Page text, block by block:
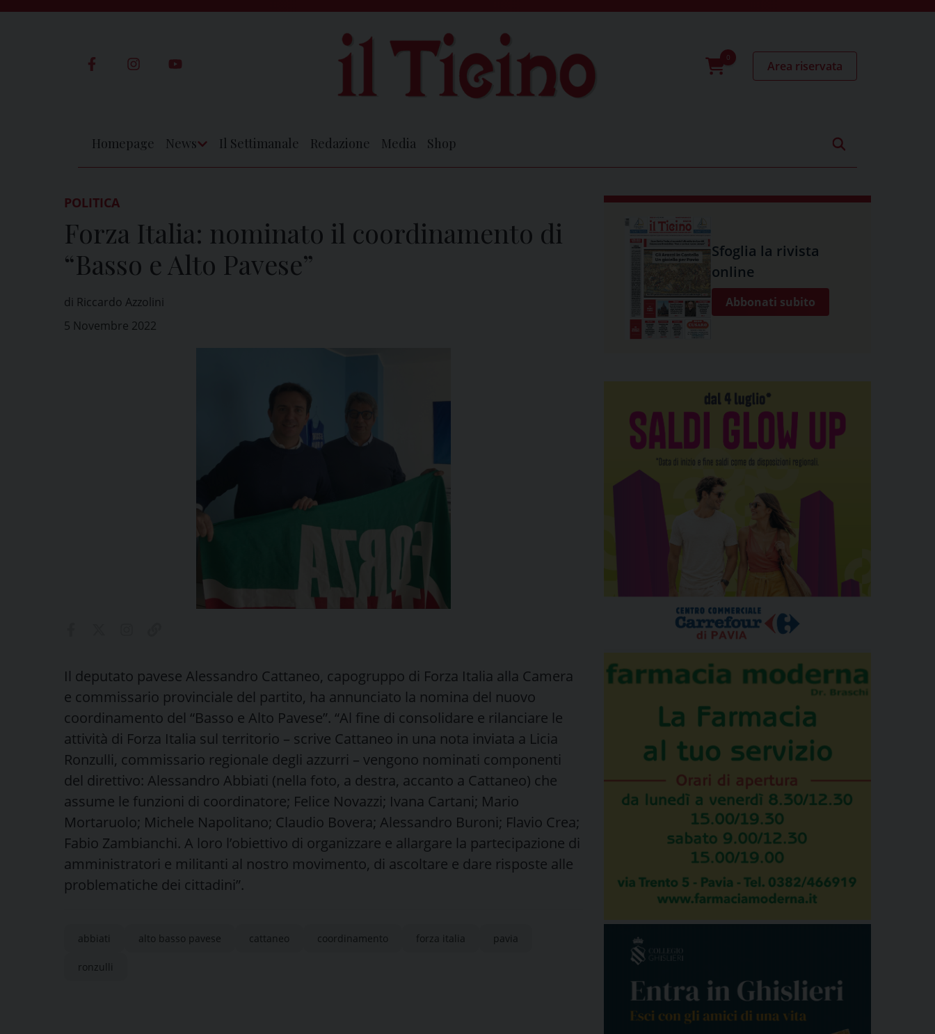
0
Area riservata
Homepage News Il Settimanale Redazione Media Shop
POLITICA
Forza Italia: nominato il coordinamento di
“Basso e Alto Pavese”
di Riccardo Azzolini
5 Novembre 2022
Il deputato pavese Alessandro Cattaneo, capogruppo di Forza Italia alla Camera
e commissario provinciale del partito, ha annunciato la nomina del nuovo
coordinamento del “Basso e Alto Pavese”. “Al fine di consolidare e rilanciare le
attività di Forza Italia sul territorio – scrive Cattaneo in una nota inviata a Licia
Ronzulli, commissario regionale degli azzurri – vengono nominati componenti
del direttivo: Alessandro Abbiati (nella foto, a destra, accanto a Cattaneo) che
assume le funzioni di coordinatore; Felice Novazzi; Ivana Cartani; Mario
Mortaruolo; Michele Napolitano; Claudio Bovera; Alessandro Buroni; Flavio Crea;
Fabio Zambianchi. A loro l’obiettivo di organizzare e allargare la partecipazione di
amministratori e militanti al nostro movimento, di ascoltare e dare risposte alle
problematiche dei cittadini”.
abbiati alto basso pavese cattaneo coordinamento forza italia pavia
ronzulli
Sfoglia la rivista
online
Abbonati subito